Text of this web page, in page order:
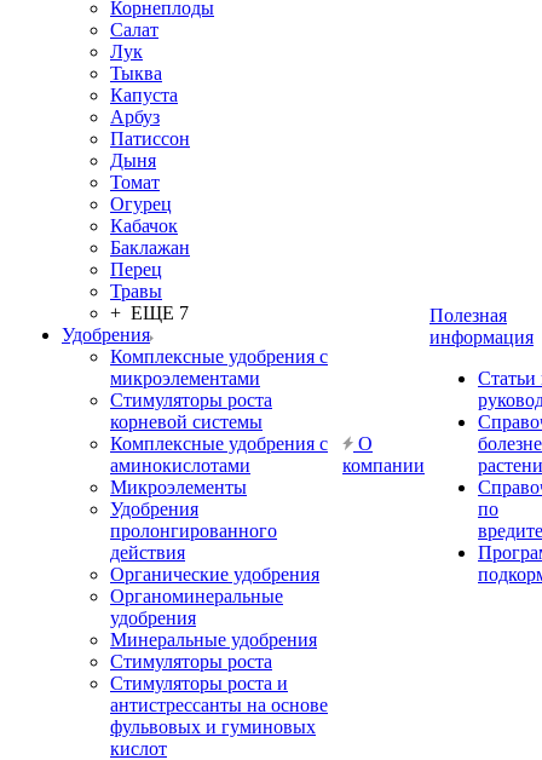
Корнеплоды
Салат
Лук
Тыква
Капуста
Арбуз
Патиссон
Дыня
Томат
Огурец
Кабачок
Баклажан
Перец
Травы
+ ЕЩЕ 7
Удобрения
Комплексные удобрения с
микроэлементами
Стимуляторы роста
корневой системы
Комплексные удобрения с
аминокислотами
Микроэлементы
Удобрения
пролонгированного
действия
Органические удобрения
Органоминеральные
удобрения
Минеральные удобрения
Стимуляторы роста
Стимуляторы роста и
антистрессанты на основе
фульвовых и гуминовых
кислот
О
компании
Полезная
информация
Статьи
по